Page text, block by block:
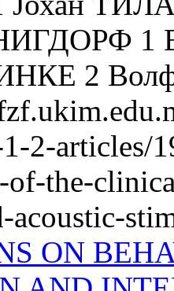
1
2
2-articles/
of-the-
acoustic-
ON